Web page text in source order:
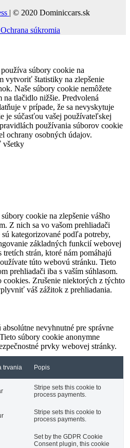
| © 2020 Dominiccars.sk
súkromia
súbory cookie na
vytvoriť štatistiky na zlepšenie
Naše súbory cookie nemôžete
tlačidlo nižšie. Predvolená
v prípade, že sa nevyskytuje
je súčasťou vašej používateľskej
používania súborov cookie
ochrany osobných údajov.
všetky
cookie na zlepšenie vášho
Z nich sa vo vašom prehliadači
kategorizované podľa potreby,
základných funkcií webovej
strán, ktoré nám pomáhajú
túto webovú stránku. Tieto
prehliadači iba s vaším súhlasom.
Zrušenie niektorých z týchto
váš zážitok z prehliadania.
nevyhnutné pre správne
súbory cookie anonymne
prvky webovej stránky.
trvania Popis
Stripe sets this cookie to
process payments.
Stripe sets this cookie to
process payments.
Set by the GDPR Cookie
Consent plugin, this cookie